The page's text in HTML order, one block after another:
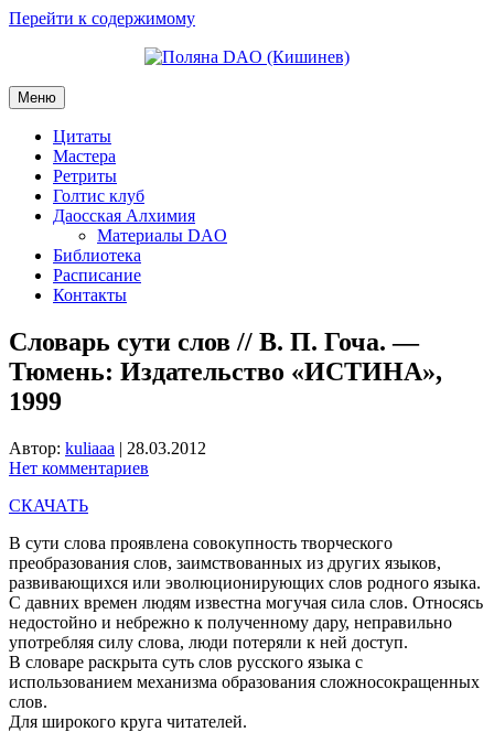
Перейти к содержимому
Меню
Цитаты
Мастера
Ретриты
Голтис клуб
Даосская Алхимия
Материалы DAO
Библиотека
Расписание
Контакты
Словарь сути слов // В. П. Гоча. —
Тюмень: Издательство «ИСТИНА»,
1999
Автор: kuliaaa | 28.03.2012
Нет комментариев
СКАЧАТЬ
В сути слова проявлена совокупность творческого
преобразования слов, заимствованных из других языков,
развивающихся или эволюционирующих слов родного языка.
С давних времен людям известна могучая сила слов. Относясь
недостойно и небрежно к полученному дару, неправильно
употребляя силу слова, люди потеряли к ней доступ.
В словаре раскрыта суть слов русского языка с
использованием механизма образования сложносокращенных
слов.
Для широкого круга читателей.